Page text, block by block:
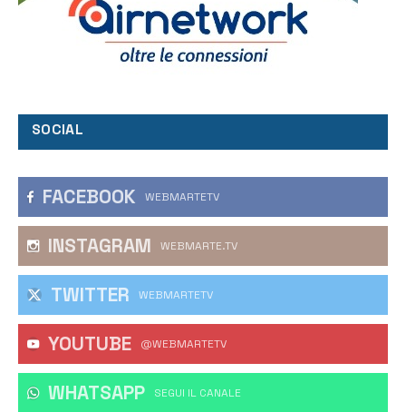
SOCIAL
FACEBOOK WEBMARTETV
INSTAGRAM WEBMARTE.TV
TWITTER WEBMARTETV
YOUTUBE @WEBMARTETV
WHATSAPP ‎SEGUI IL CANALE